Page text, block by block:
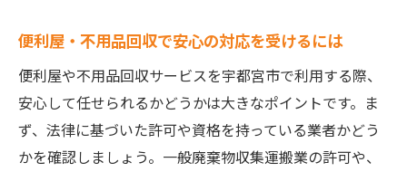
便利屋・不用品回収で安心の対応を受けるには
便利屋や不用品回収サービスを宇都宮市で利用する際、
安心して任せられるかどうかは大きなポイントです。ま
ず、法律に基づいた許可や資格を持っている業者かどう
かを確認しましょう。一般廃棄物収集運搬業の許可や、